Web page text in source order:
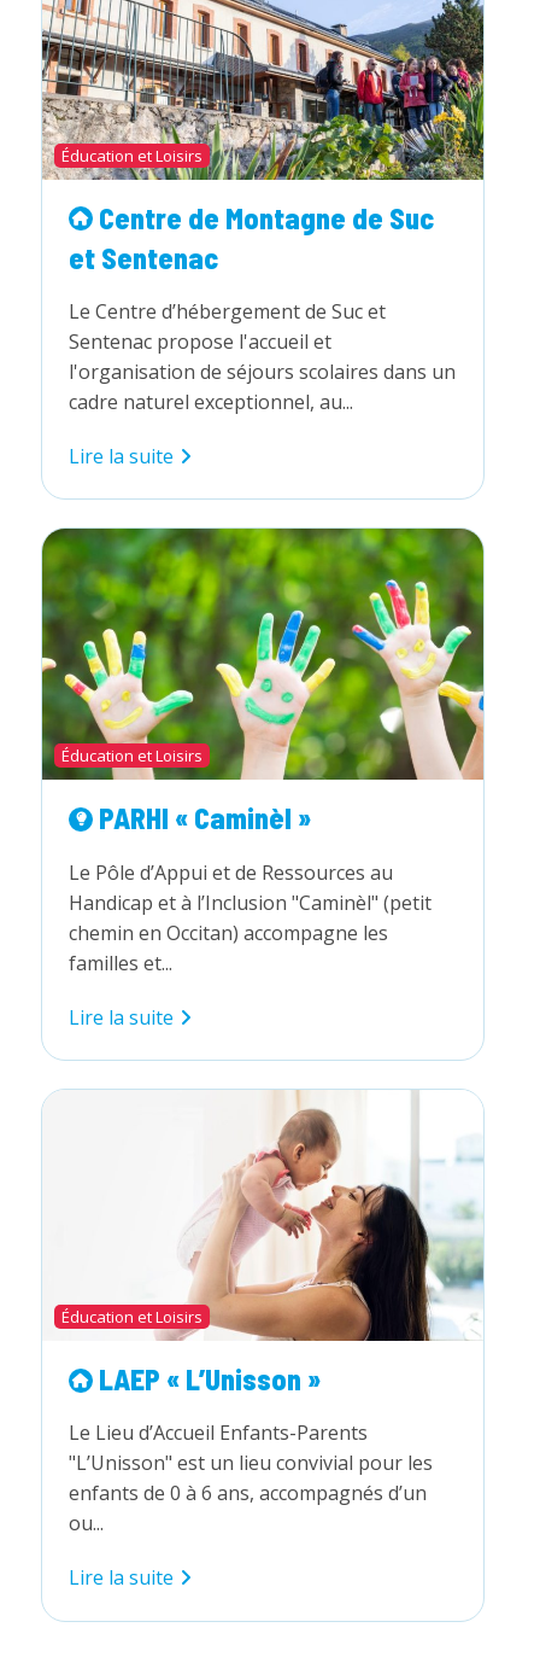
Éducation et Loisirs
Centre de Montagne de Suc
et Sentenac
Le Centre d’hébergement de Suc et
Sentenac propose l'accueil et
l'organisation de séjours scolaires dans un
cadre naturel exceptionnel, au...
Lire la suite Centre
Suc
et
Sentenac
Éducation et Loisirs
PARHI « Caminèl »
Le Pôle d’Appui et de Ressources au
Handicap et à l’Inclusion "Caminèl" (petit
chemin en Occitan) accompagne les
familles et...
Lire la suite PARHI
Éducation et Loisirs
LAEP « L’Unisson »
Le Lieu d’Accueil Enfants-Parents
"L’Unisson" est un lieu convivial pour les
enfants de 0 à 6 ans, accompagnés d’un
ou...
Lire la suite LAEP